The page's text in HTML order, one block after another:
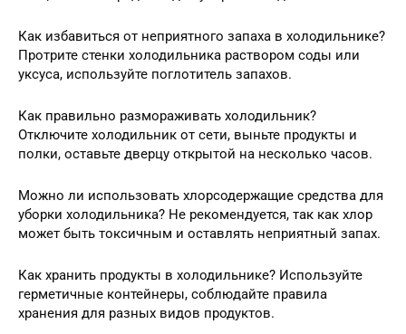
Как избавиться от неприятного запаха в холодильнике?
Протрите стенки холодильника раствором соды или
уксуса, используйте поглотитель запахов.
Как правильно размораживать холодильник?
Отключите холодильник от сети, выньте продукты и
полки, оставьте дверцу открытой на несколько часов.
Можно ли использовать хлорсодержащие средства для
уборки холодильника? Не рекомендуется, так как хлор
может быть токсичным и оставлять неприятный запах.
Как хранить продукты в холодильнике? Используйте
герметичные контейнеры, соблюдайте правила
хранения для разных видов продуктов.